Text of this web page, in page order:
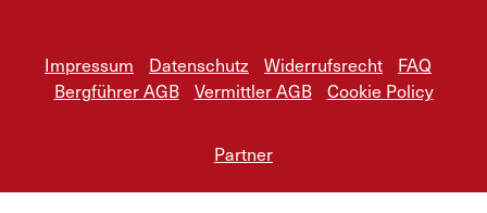
Impressum Datenschutz Widerrufsrecht
FAQ
Bergführer AGB
Vermittler AGB Cookie Policy
Partner